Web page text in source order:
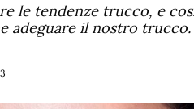
le tendenze trucco, e
adeguare il nostro trucco.